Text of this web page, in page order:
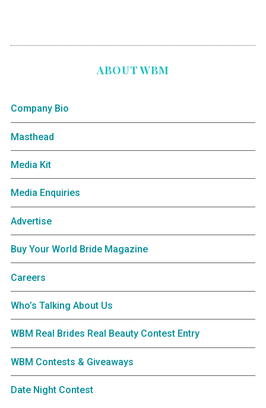
ABOUT WBM
Company Bio
Masthead
Media Kit
Media Enquiries
Advertise
Buy Your World Bride Magazine
Careers
Who’s Talking About Us
WBM Real Brides Real Beauty Contest Entry
WBM Contests & Giveaways
Date Night Contest